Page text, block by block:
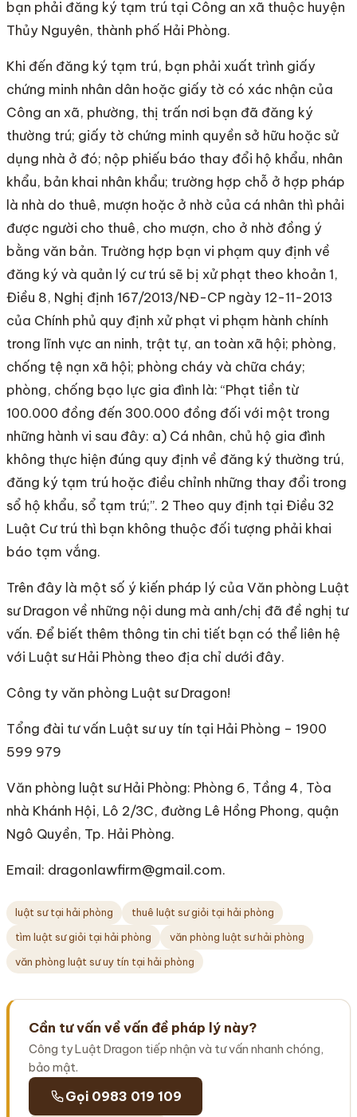
bạn phải đăng ký tạm trú tại Công an xã thuộc huyện
Thủy Nguyên, thành phố Hải Phòng.
Khi đến đăng ký tạm trú, bạn phải xuất trình giấy
chứng minh nhân dân hoặc giấy tờ có xác nhận của
Công an xã, phường, thị trấn nơi bạn đã đăng ký
thường trú; giấy tờ chứng minh quyền sở hữu hoặc sử
dụng nhà ở đó; nộp phiếu báo thay đổi hộ khẩu, nhân
khẩu, bản khai nhân khẩu; trường hợp chỗ ở hợp pháp
là nhà do thuê, mượn hoặc ở nhờ của cá nhân thì phải
được người cho thuê, cho mượn, cho ở nhờ đồng ý
bằng văn bản. Trường hợp bạn vi phạm quy định về
đăng ký và quản lý cư trú sẽ bị xử phạt theo khoản 1,
Điều 8, Nghị định 167/2013/NĐ-CP ngày 12-11-2013
của Chính phủ quy định xử phạt vi phạm hành chính
trong lĩnh vực an ninh, trật tự, an toàn xã hội; phòng,
chống tệ nạn xã hội; phòng cháy và chữa cháy;
phòng, chống bạo lực gia đình là: “Phạt tiền từ
100.000 đồng đến 300.000 đồng đối với một trong
những hành vi sau đây: a) Cá nhân, chủ hộ gia đình
không thực hiện đúng quy định về đăng ký thường trú,
đăng ký tạm trú hoặc điều chỉnh những thay đổi trong
sổ hộ khẩu, sổ tạm trú;”. 2 Theo quy định tại Điều 32
Luật Cư trú thì bạn không thuộc đối tượng phải khai
báo tạm vắng.
Trên đây là một số ý kiến pháp lý của Văn phòng Luật
sư Dragon về những nội dung mà anh/chị đã đề nghị tư
vấn. Để biết thêm thông tin chi tiết bạn có thể liên hệ
với Luật sư Hải Phòng theo địa chỉ dưới đây.
Công ty văn phòng Luật sư Dragon!
Tổng đài tư vấn Luật sư uy tín tại Hải Phòng – 1900
599 979
Văn phòng luật sư Hải Phòng: Phòng 6, Tầng 4, Tòa
nhà Khánh Hội, Lô 2/3C, đường Lê Hồng Phong, quận
Ngô Quyền, Tp. Hải Phòng.
Email: dragonlawfirm@gmail.com.
luật sư tại hải phòng
thuê luật sư giỏi tại hải phòng
tìm luật sư giỏi tại hải phòng
văn phòng luật sư hải phòng
văn phòng luật sư uy tín tại hải phòng
Cần tư vấn về vấn đề pháp lý này?
Công ty Luật Dragon tiếp nhận và tư vấn nhanh chóng,
bảo mật.
Gọi 0983 019 109